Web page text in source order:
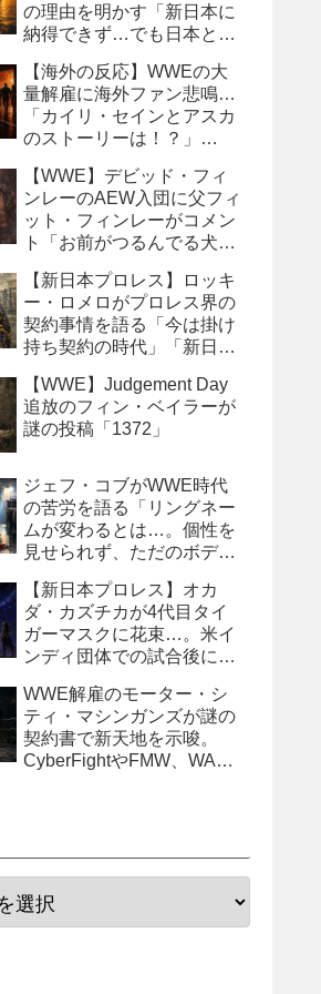
の理由を明かす「新日本に
納得できず…でも日本との
【海外の反応】WWEの大
量解雇に海外ファン悲鳴…
「カイリ・セインとアスカ
のストーリーは！？」
の犠牲になった」
【WWE】デビッド・フィ
ンレーのAEW入団に父フィ
ット・フィンレーがコメン
ト「お前がつるんでる犬連
【新日本プロレス】ロッキ
ー・ロメロがプロレス界の
契約事情を語る「今は掛け
持ち契約の時代」「新日本
るべき」
【WWE】Judgement Day
追放のフィン・ベイラーが
謎の投稿「1372」
ジェフ・コブがWWE時代
の苦労を語る「リングネー
ムが変わるとは…。個性を
見せられず、ただのボディ
【新日本プロレス】オカ
ダ・カズチカが4代目タイ
ガーマスクに花束…。米イ
ンディ団体での試合後にサ
WWE解雇のモーター・シ
ティ・マシンガンズが謎の
契約書で新天地を示唆。
CyberFightやFMW、WAR